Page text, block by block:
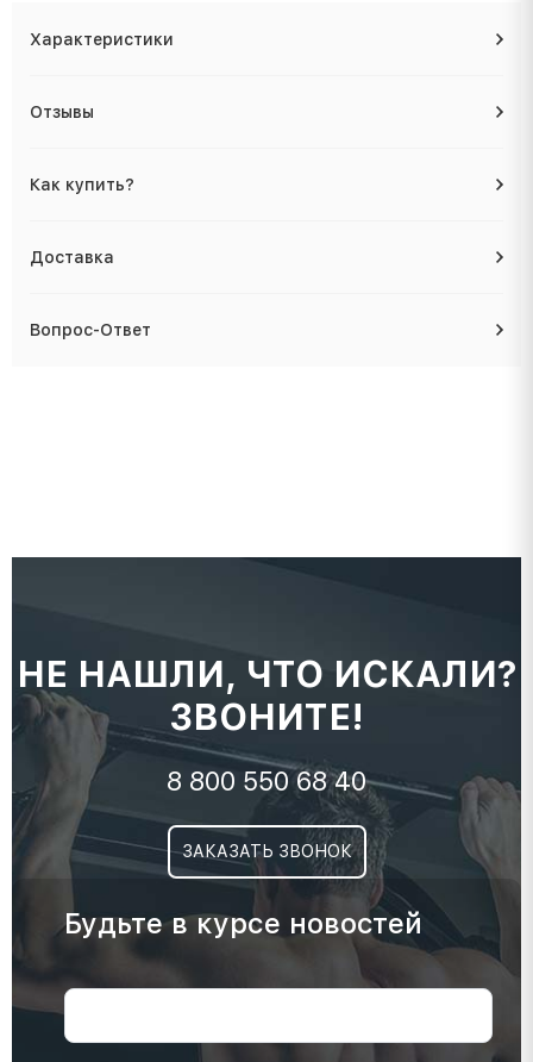
Характеристики
Отзывы
Как купить?
Доставка
Вопрос-Ответ
НЕ НАШЛИ, ЧТО ИСКАЛИ?
ЗВОНИТЕ!
8 800 550 68 40
ЗАКАЗАТЬ ЗВОНОК
Будьте в курсе новостей